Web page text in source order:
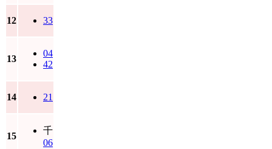
12 33
13
04
42
14 21
15
千
06